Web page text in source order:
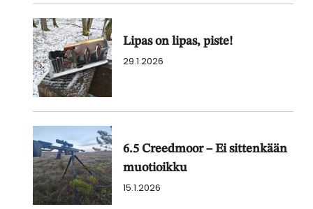
Lipas on lipas, piste!
29.1.2026
6.5 Creedmoor – Ei sittenkään
muotioikku
15.1.2026